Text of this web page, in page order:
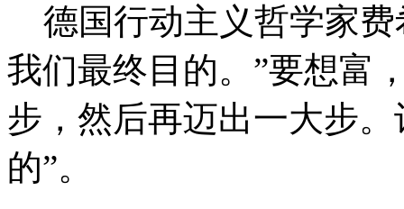
德国行动主义哲学家费
我们最终目的。”要想富
步，然后再迈出一大步
的”。